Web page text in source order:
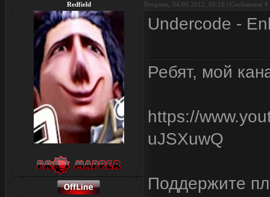
Redfield Вторник, 04.09.2012, 00:10 | Сообщение #
Undercode -
Ребят, мой
https://
uJSXuwQ
Поддержите